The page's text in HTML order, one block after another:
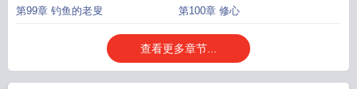
第99章 钓鱼的老叟 第100章 修心
查看更多章节...